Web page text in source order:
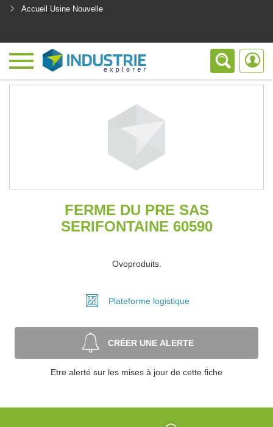
Accueil Usine Nouvelle
FERME DU PRE SAS
SERIFONTAINE 60590
Ovoproduits.
Plateforme logistique
CRÉER UNE ALERTE
Etre alerté sur les mises à jour de cette fiche